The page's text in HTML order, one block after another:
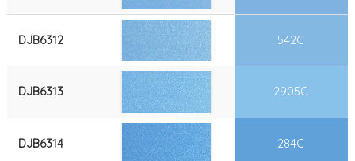
DJB6312 542C
DJB6313 2905C
DJB6314 284C